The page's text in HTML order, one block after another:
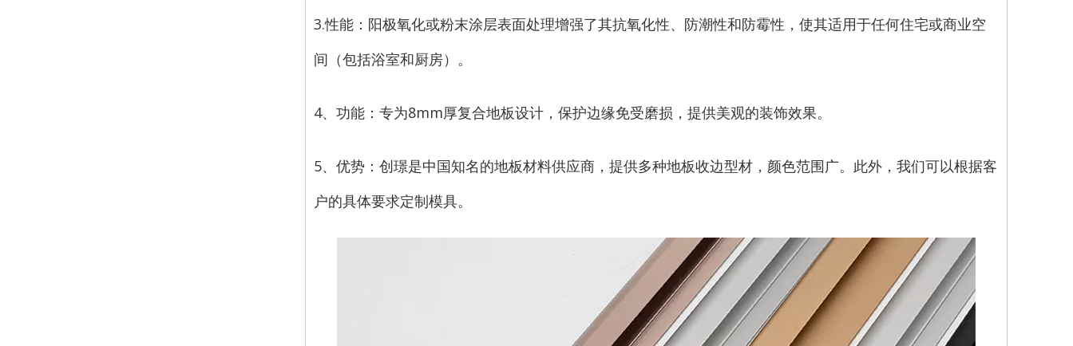
3.性能：阳极氧化或粉末涂层表面处理增强了其抗氧化性、防潮性和防霉性，使其适用于任何住宅或商业空
间（包括浴室和厨房）。
4、功能：专为8mm厚复合地板设计，保护边缘免受磨损，提供美观的装饰效果。
5、优势：创璟是中国知名的地板材料供应商，提供多种地板收边型材，颜色范围广。此外，我们可以根据客
户的具体要求定制模具。